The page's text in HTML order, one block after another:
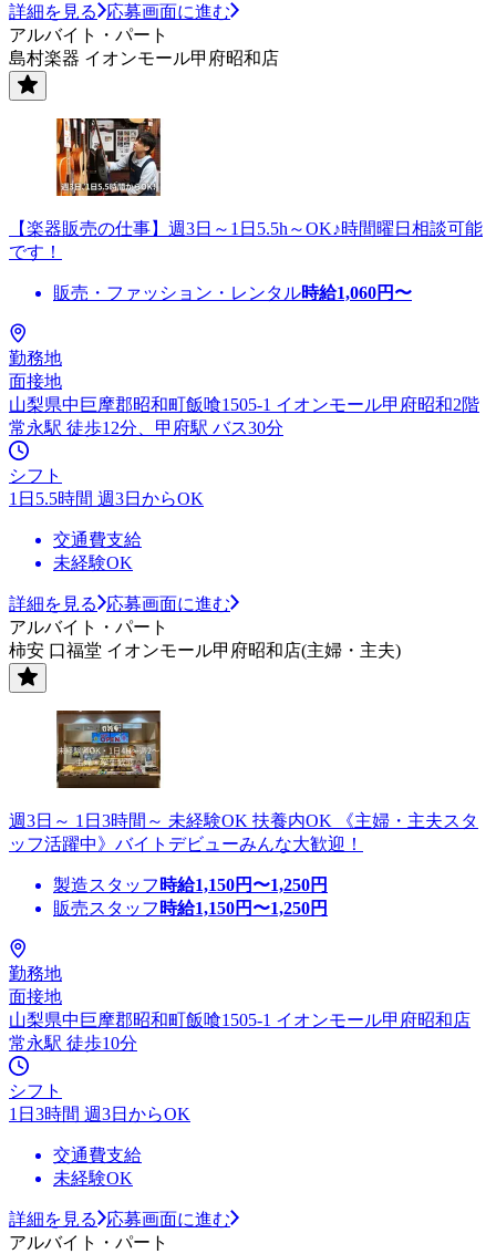
詳細を見る
応募画面に進む
アルバイト・パート
島村楽器 イオンモール甲府昭和店
【楽器販売の仕事】週3日～1日5.5h～OK♪時間曜日相談可能
です！
販売・ファッション・レンタル時給1,060円〜
勤務地
面接地
山梨県中巨摩郡昭和町飯喰1505-1 イオンモール甲府昭和2階
常永駅 徒歩12分、甲府駅 バス30分
シフト
1日5.5時間 週3日からOK
交通費支給
未経験OK
詳細を見る
応募画面に進む
アルバイト・パート
柿安 口福堂 イオンモール甲府昭和店(主婦・主夫)
週3日～ 1日3時間～ 未経験OK 扶養内OK 《主婦・主夫スタ
ッフ活躍中》バイトデビューみんな大歓迎！
製造スタッフ 時給1,150円〜1,250円
販売スタッフ 時給1,150円〜1,250円
勤務地
面接地
山梨県中巨摩郡昭和町飯喰1505-1 イオンモール甲府昭和店
常永駅 徒歩10分
シフト
1日3時間 週3日からOK
交通費支給
未経験OK
詳細を見る
応募画面に進む
アルバイト・パート